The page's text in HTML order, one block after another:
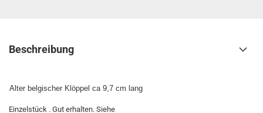
Beschreibung
Alter belgischer Klöppel ca 9,7 cm lang
Einzelstück . Gut erhalten. Siehe